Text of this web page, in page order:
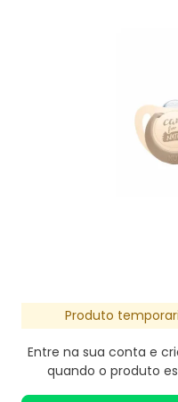
Produto
Entre na sua conta e
quando o produto